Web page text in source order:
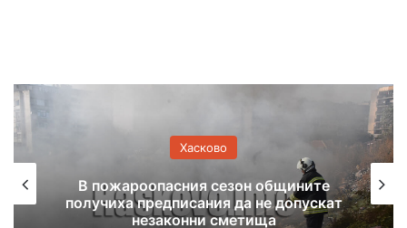
Хасково
В пожароопасния сезон общините
получиха предписания да не допускат
незаконни сметища